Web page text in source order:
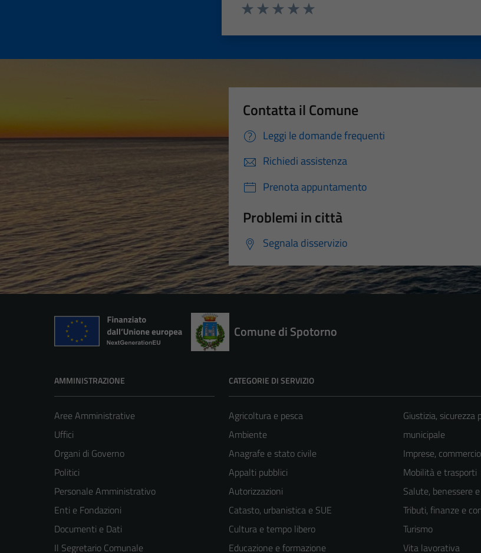
Contatta il Comune
Leggi le domande frequenti
Richiedi assistenza
Prenota appuntamento
Problemi in città
Segnala disservizio
Comune di Spotorno
AMMINISTRAZIONE
Aree Amministrative
Uffici
Organi di Governo
Politici
Personale Amministrativo
Enti e Fondazioni
Documenti e Dati
Il Segretario Comunale
CATEGORIE DI SERVIZIO
Agricoltura e pesca
Ambiente
Anagrafe e stato civile
Appalti pubblici
Autorizzazioni
Catasto, urbanistica e SUE
Cultura e tempo libero
Educazione e formazione
Giustizia, sicurezza
municipale
Imprese,
Mobilità e trasporti
Salute, benessere
Tributi, finanze e
Turismo
Vita lavorativa